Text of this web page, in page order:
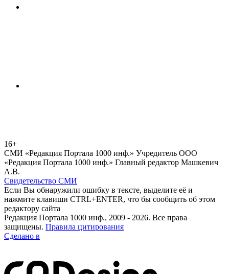
16+
СМИ «Редакция Портала 1000 инф.» Учредитель ООО
«Редакция Портала 1000 инф.» Главный редактор Машкевич
А.В.
Свидетельство СМИ
Если Вы обнаружили ошибку в тексте, выделите её и
нажмите клавиши CTRL+ENTER, что бы сообщить об этом
редактору сайта
Редакция Портала 1000 инф., 2009 - 2026. Все права
защищены. Правила цитирования
Сделано в